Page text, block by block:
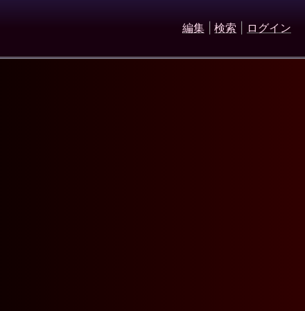
編集 検索 ログイン